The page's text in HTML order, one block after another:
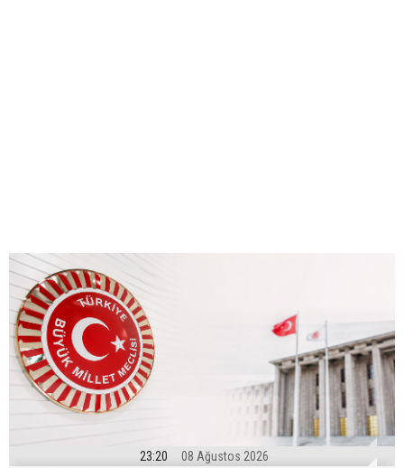
23:20 08 Ağustos 2026